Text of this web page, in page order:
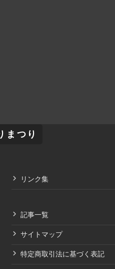
まつり
リンク集
記事一覧
サイトマップ
特定商取引法に基づく表記